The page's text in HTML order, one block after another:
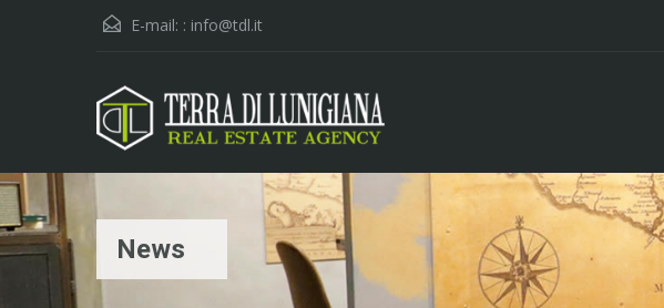
E-mail: : info@tdl.it
News